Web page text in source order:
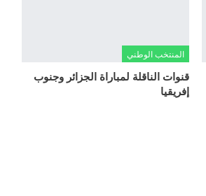
المنتخب الوطني
قنوات الناقلة لمباراة الجزائر وجنوب
إفريقيا